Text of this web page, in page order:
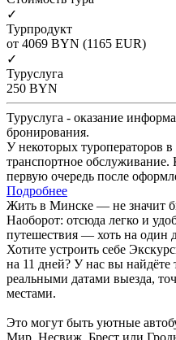
✓
Турпродукт
от 4069 BYN (1165 EUR)
✓
Туруслуга
250 BYN
Туруслуга - оказание
бронирования.
У некоторых туроператоров
транспортное обслуживание.
первую очередь после
Подробнее
Жить в Минске — не значит
Наоборот: отсюда легко и
путешествия — хоть на один
Хотите устроить себе
на 11 дней? У нас вы найдёте
реальными датами выезда,
местами.
Это могут быть уютные
Мир, Несвиж, Брест или